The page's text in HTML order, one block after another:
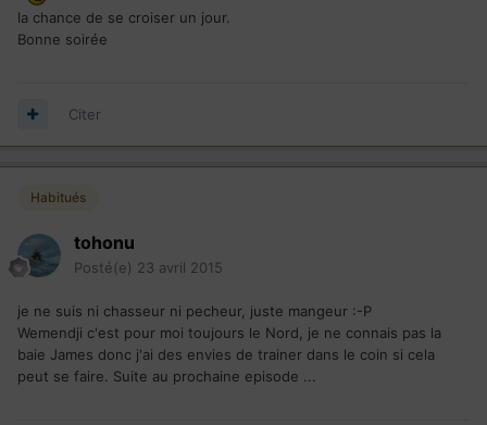
la chance de se croiser un jour.
Bonne soirée
Citer
Habitués
tohonu
Posté(e) 23 avril 2015
je ne suis ni chasseur ni pecheur, juste mangeur :-P
Wemendji c'est pour moi toujours le Nord, je ne connais pas la
baie James donc j'ai des envies de trainer dans le coin si cela
peut se faire. Suite au prochaine episode ...